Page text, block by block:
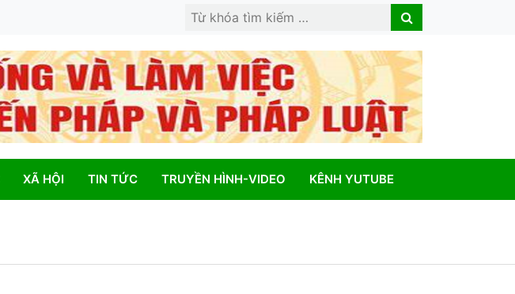
Search
Search
XÃ HỘI TIN TỨC TRUYỀN HÌNH-VIDEO KÊNH YUTUBE